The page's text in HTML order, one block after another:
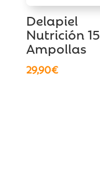
Delapiel
Nutrición 15
Ampollas
29,90€